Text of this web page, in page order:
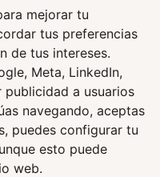
mejorar tu
tus preferencias
de tus intereses.
Meta, LinkedIn,
publicidad a usuarios
navegando, aceptas
puedes configurar tu
esto puede
web.